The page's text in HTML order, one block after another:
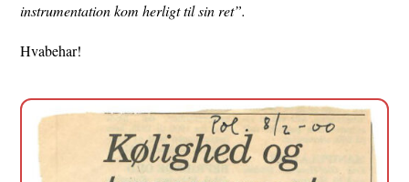
instrumentation kom herligt til sin ret”.
Hvabehar!